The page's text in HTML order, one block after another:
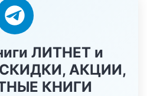
ЛИТНЕТ и
АКЦИИ,
КНИГИ